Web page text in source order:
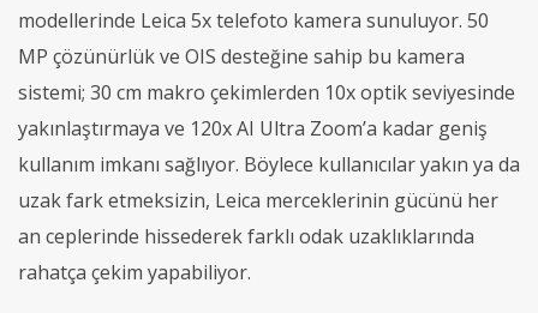
modellerinde Leica 5x telefoto kamera sunuluyor. 50
MP çözünürlük ve OIS desteğine sahip bu kamera
sistemi; 30 cm makro çekimlerden 10x optik seviyesinde
yakınlaştırmaya ve 120x AI Ultra Zoom’a kadar geniş
kullanım imkanı sağlıyor. Böylece kullanıcılar yakın ya da
uzak fark etmeksizin, Leica merceklerinin gücünü her
an ceplerinde hissederek farklı odak uzaklıklarında
rahatça çekim yapabiliyor.